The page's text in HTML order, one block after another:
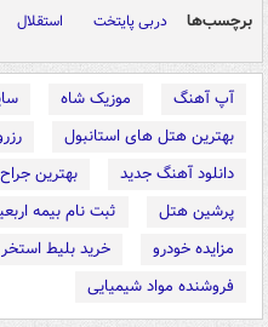
برچسب‌ها دربی پایتخت استقلال
آپ آهنگ موزیک شاه
بهترین هتل های استانبول
دانلود آهنگ جدید
بهترین
پرشین هتل
ثبت نام بیمه
مزایده خودرو
خرید بلیط استخر
فروشنده مواد شیمیایی